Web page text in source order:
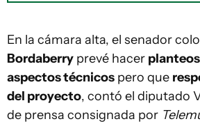
En la cámara alta, el senador
Bordaberry prevé hacer
aspectos técnicos pero que
del proyecto, contó el diputado
de prensa consignada por